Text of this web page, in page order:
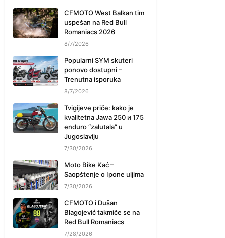
CFMOTO West Balkan tim
uspešan na Red Bull
Romaniacs 2026
8/7/2026
Popularni SYM skuteri
ponovo dostupni –
Trenutna isporuka
8/7/2026
Tvigijeve priče: kako je
kvalitetna Jawa 250 и 175
enduro “zalutala” u
Jugoslaviju
7/30/2026
Moto Bike Kać –
Saopštenje o Ipone uljima
7/30/2026
CFMOTO i Dušan
Blagojević takmiče se na
Red Bull Romaniacs
7/28/2026